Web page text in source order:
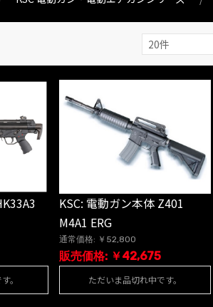
。
KSC: 電動ガン本体 Z401
M4A1 ERG
通常価格: ￥52,800
販売価格: ￥42,675
ただいま品切れ中です。